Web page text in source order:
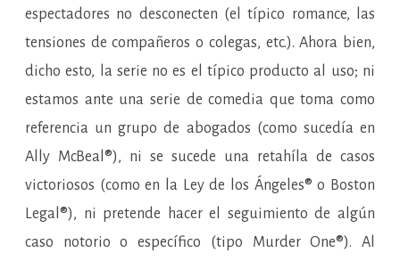
espectadores no desconecten (el típico romance, las
tensiones de compañeros o colegas, etc.). Ahora bien,
dicho esto, la serie no es el típico producto al uso; ni
estamos ante una serie de comedia que toma como
referencia un grupo de abogados (como sucedía en
Ally McBeal®), ni se sucede una retahíla de casos
victoriosos (como en la Ley de los Ángeles® o Boston
Legal®), ni pretende hacer el seguimiento de algún
caso notorio o específico (tipo Murder One®). Al